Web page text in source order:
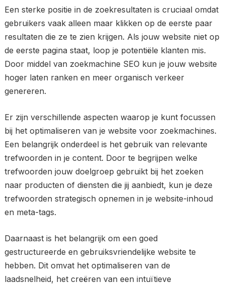
Een sterke positie in de zoekresultaten is cruciaal omdat
gebruikers vaak alleen maar klikken op de eerste paar
resultaten die ze te zien krijgen. Als jouw website niet op
de eerste pagina staat, loop je potentiële klanten mis.
Door middel van zoekmachine SEO kun je jouw website
hoger laten ranken en meer organisch verkeer
genereren.
Er zijn verschillende aspecten waarop je kunt focussen
bij het optimaliseren van je website voor zoekmachines.
Een belangrijk onderdeel is het gebruik van relevante
trefwoorden in je content. Door te begrijpen welke
trefwoorden jouw doelgroep gebruikt bij het zoeken
naar producten of diensten die jij aanbiedt, kun je deze
trefwoorden strategisch opnemen in je website-inhoud
en meta-tags.
Daarnaast is het belangrijk om een goed
gestructureerde en gebruiksvriendelijke website te
hebben. Dit omvat het optimaliseren van de
laadsnelheid, het creëren van een intuïtieve